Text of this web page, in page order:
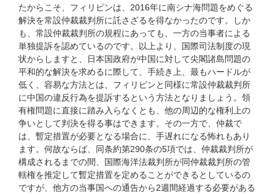
たからこそ、フィリピンは、2016年に南シナ海問題をめぐる
解決を常設仲裁裁判所に託さざるを得なかったのです。しか
も、常設仲裁裁判所の規程にあっても、一方の当事者による
単独提訴を認めているのです。以上より、国際司法制度の現
状からしますと、日本国政府が中国に対して尖閣諸島問題の
平和的な解決を求めるに際して、手続き上、最もハードルが
低く、容易な方法とは、フィリピンと同様に常設仲裁裁判所
に中国の違反行為を提訴するという方法となりましょう。領
有権問題に直接に踏み入らなくとも、他の周辺的な権利上の
争いとして判決を得る事はできます。その一方で、仲裁で
は、暫定措置が必要となる場合に、手遅れになる怖れもあり
ます。何故ならば、同条約第290条の5項では、仲裁裁判所が
構成されるまでの間、国際海洋法裁判所が同仲裁裁判所の管
轄権を推定して暫定措置を定めることができるとしているの
ですが、他方の当事国への通告から2週間経過する必要がある